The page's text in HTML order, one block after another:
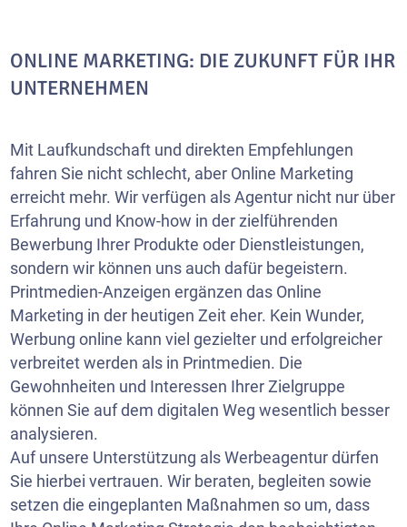
ONLINE MARKETING: DIE ZUKUNFT FÜR IHR
UNTERNEHMEN
Mit Laufkundschaft und direkten Empfehlungen
fahren Sie nicht schlecht, aber Online Marketing
erreicht mehr. Wir verfügen als Agentur nicht nur über
Erfahrung und Know-how in der zielführenden
Bewerbung Ihrer Produkte oder Dienstleistungen,
sondern wir können uns auch dafür begeistern.
Printmedien-Anzeigen ergänzen das Online
Marketing in der heutigen Zeit eher. Kein Wunder,
Werbung online kann viel gezielter und erfolgreicher
verbreitet werden als in Printmedien. Die
Gewohnheiten und Interessen Ihrer Zielgruppe
können Sie auf dem digitalen Weg wesentlich besser
analysieren.
Auf unsere Unterstützung als Werbeagentur dürfen
Sie hierbei vertrauen. Wir beraten, begleiten sowie
setzen die eingeplanten Maßnahmen so um, dass